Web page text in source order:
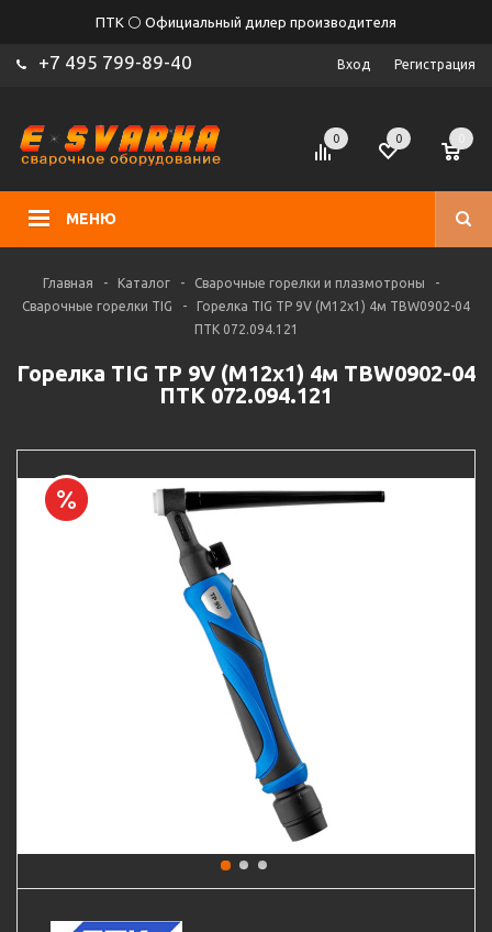
ПТК ⚪ Официальный дилер производителя
+7 495 799-89-40 Вход Регистрация
МЕНЮ
0 0
Главная - Каталог - Сварочные горелки и плазмотроны
-
Сварочные горелки TIG
-
Горелка TIG TP 9V (M12x1) 4м TBW0902-04
ПТК 072.094.121
Горелка TIG TP 9V (M12x1) 4м TBW0902-04
ПТК 072.094.121